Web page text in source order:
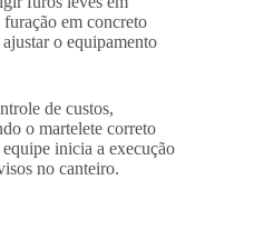
em concreto
o equipamento
de custos,
o martelete correto
equipe inicia a execução
no canteiro.